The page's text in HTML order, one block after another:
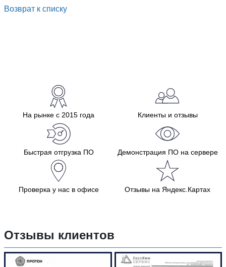
Возврат к списку
На рынке с 2015 года Клиенты и отзывы
Быстрая отгрузка ПО Демонстрация ПО на сервере
Проверка у нас в офисе Отзывы на Яндекс.Картах
Отзывы клиентов